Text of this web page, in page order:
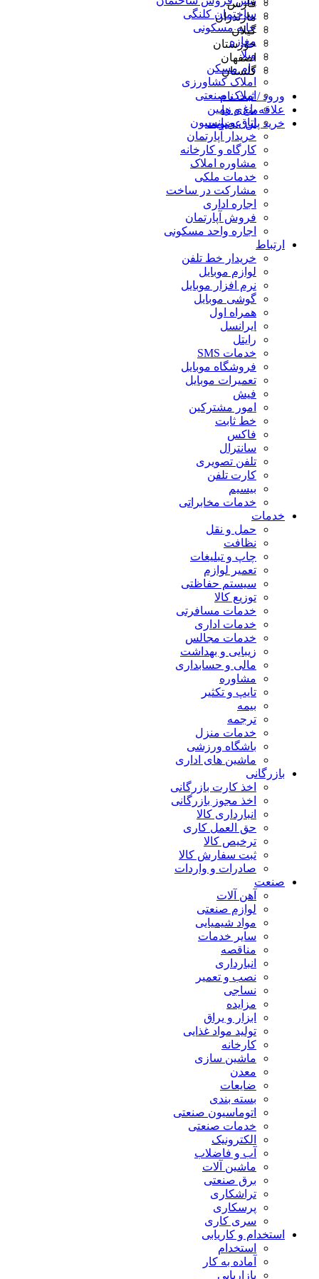
ساختمان کلنگی
خانه مسکونی
مغازه
ویلا
وام مسکن
املاک کشاورزی
املاک صنعتی
باغ و زمین
اتاق و پانسیون
خریدار آپارتمان
کارگاه و کارخانه
مشاوره املاک
خدمات ملکی
مشارکت در ساخت
اجاره اداری
فروش آپارتمان
اجاره واحد مسکونی
ارتباط
خریدار خط تلفن
لوازم موبایل
نرم افزار موبایل
گوشی موبایل
همراه اول
ایرانسل
رایتل
خدمات SMS
فروشگاه موبایل
تعمیرات موبایل
فیش
امور مشترکین
خط ثابت
فاکس
سانترال
تلفن تصویری
کارت تلفن
بیسیم
خدمات مخابراتی
خدمات
حمل و نقل
نظافت
چاپ و تبلیغات
تعمیر لوازم
سیستم حفاظتی
توزیع کالا
خدمات مسافرتی
خدمات اداری
خدمات مجالس
زیبایی و بهداشت
مالی و حسابداری
مشاوره
تایپ و تکثیر
بیمه
ترجمه
خدمات منزل
باشگاه ورزشی
ماشین های اداری
بازرگانی
اخذ کارت بازرگانی
اخذ مجوز بازرگانی
انبارداری کالا
حق العمل کاری
ترخیص کالا
ثبت سفارش کالا
صادرات و واردات
صنعت
آهن آلات
لوازم صنعتی
مواد شیمیایی
سایر خدمات
مناقصه
انبارداری
نصب و تعمیر
نساجی
مزایده
ابزار و یراق
تولید مواد غذایی
کارخانه
ماشین سازی
معدن
ضایعات
بسته بندی
اتوماسیون صنعتی
خدمات صنعتی
الکترونیک
آب و فاضلاب
ماشین آلات
برق صنعتی
تراشکاری
پرسکاری
سری کاری
استخدام و کاریابی
استخدام
آماده به کار
بازاریابی
فارس
مازندران
گیلان
خوزستان
اصفهان
گلستان
ورود / ثبت نام
علاقه‌مندی ها
خرید پلن عضویت